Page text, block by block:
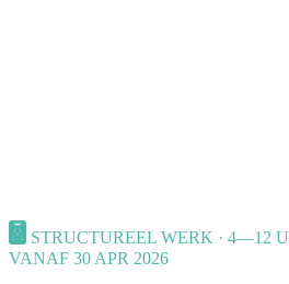
STRUCTUREEL WERK · 4—12
VANAF 30 APR 2026